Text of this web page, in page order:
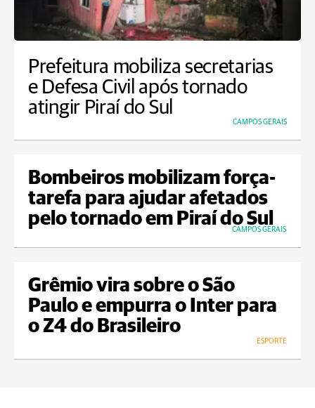
Prefeitura mobiliza secretarias
e Defesa Civil após tornado
atingir Piraí do Sul
CAMPOS GERAIS
Bombeiros mobilizam força-
tarefa para ajudar afetados
pelo tornado em Piraí do Sul
CAMPOS GERAIS
Grêmio vira sobre o São
Paulo e empurra o Inter para
o Z4 do Brasileiro
ESPORTE